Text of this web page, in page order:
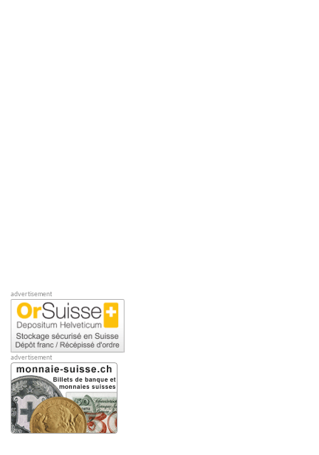
advertisement
advertisement